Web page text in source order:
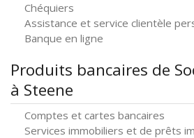
Chéquiers
Assistance et service clientèle
Banque en ligne
Produits bancaires de
à Steene
Comptes et cartes bancaires
Services immobiliers et de prêts